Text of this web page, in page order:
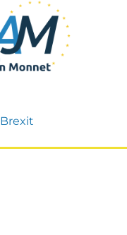
Brexit